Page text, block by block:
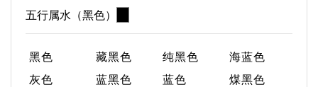
五行属水（黑色）
黑色 藏黑色 纯黑色
海蓝色
灰色
蓝黑色 蓝色
煤黑色